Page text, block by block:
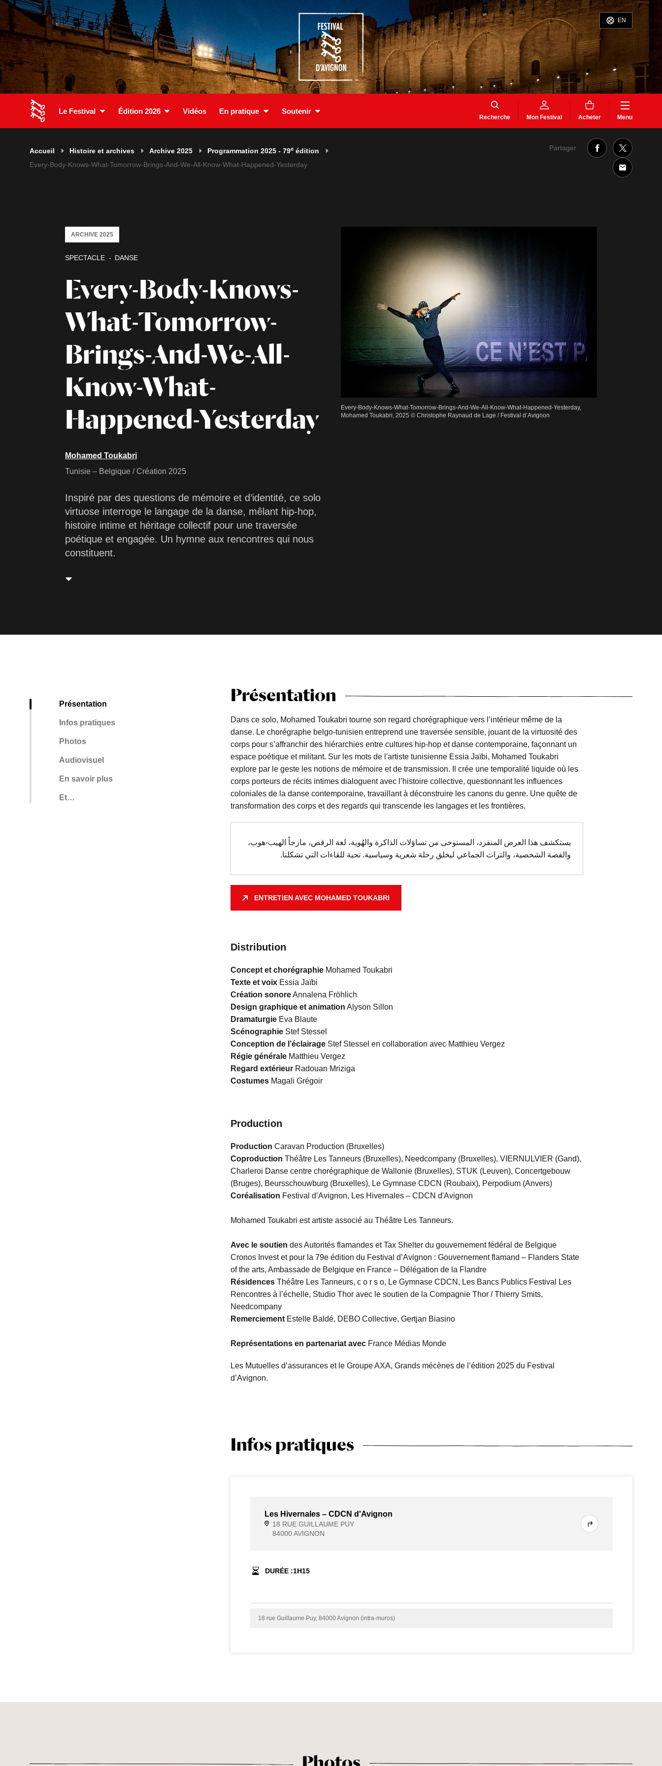
EN
Le Festival Édition 2026 Vidéos En pratique Soutenir
Recherche Mon Festival Acheter Menu
Accueil Histoire et archives Archive 2025 Programmation 2025 - 79e édition
Every-Body-Knows-What-Tomorrow-Brings-And-We-All-Know-What-Happened-Yesterday
Partager
Every-Body-Knows-
What-Tomorrow-
Brings-And-We-All-
Know-What-
Happened-Yesterday
SPECTACLE DANSE
ARCHIVE 2025
Mohamed Toukabri
Tunisie – Belgique / Création 2025
Inspiré par des questions de mémoire et d’identité, ce solo
virtuose interroge le langage de la danse, mêlant hip-hop,
histoire intime et héritage collectif pour une traversée
poétique et engagée. Un hymne aux rencontres qui nous
constituent.
Every-Body-Knows-What-Tomorrow-Brings-And-We-All-Know-What-Happened-Yesterday,
Mohamed Toukabri, 2025 © Christophe Raynaud de Lage / Festival d’Avignon
Présentation
Infos pratiques
Photos
Audiovisuel
En savoir plus
Et…
Présentation
Dans ce solo, Mohamed Toukabri tourne son regard chorégraphique vers l’intérieur même de la
danse. Le chorégraphe belgo-tunisien entreprend une traversée sensible, jouant de la virtuosité des
corps pour s’affranchir des hiérarchies entre cultures hip-hop et danse contemporaine, façonnant un
espace poétique et militant. Sur les mots de l'artiste tunisienne Essia Jaïbi, Mohamed Toukabri
explore par le geste les notions de mémoire et de transmission. Il crée une temporalité liquide où les
corps porteurs de récits intimes dialoguent avec l’histoire collective, questionnant les influences
coloniales de la danse contemporaine, travaillant à déconstruire les canons du genre. Une quête de
transformation des corps et des regards qui transcende les langages et les frontières.
يستكشف هذا العرض المنفرد، المستوحى من تساؤلات الذاكرة والهُوية، لغة الرقص، مازجاً الهيب-هوب،
والقصة الشخصية، والتراث الجماعي ليخلق رحلة شعرية وسياسية. تحية للقاءات التي تشكلنا.
ENTRETIEN AVEC MOHAMED TOUKABRI
Distribution
Concept et chorégraphieMohamed Toukabri
Texte et voixEssia Jaïbi
Création sonoreAnnalena Fröhlich
Design graphique et animation Alyson Sillon
DramaturgieEva Blaute
ScénographieStef Stessel
Conception de l’éclairageStef Stessel en collaboration avec Matthieu Vergez
Régie généraleMatthieu Vergez
Regard extérieur Radouan Mriziga
CostumesMagali Grégoir
Production
Production Caravan Production (Bruxelles)
Coproduction Théâtre Les Tanneurs (Bruxelles), Needcompany (Bruxelles), VIERNULVIER (Gand),
Charleroi Danse centre chorégraphique de Wallonie (Bruxelles), STUK (Leuven), Concertgebouw
(Bruges), Beursschouwburg (Bruxelles), Le Gymnase CDCN (Roubaix), Perpodium (Anvers)
Coréalisation Festival d’Avignon, Les Hivernales – CDCN d'Avignon
Mohamed Toukabri est artiste associé au Théâtre Les Tanneurs.
Avec le soutien des Autorités flamandes et Tax Shelter du gouvernement fédéral de Belgique
Cronos Invest et pour la 79e édition du Festival d’Avignon : Gouvernement flamand – Flanders State
of the arts, Ambassade de Belgique en France – Délégation de la Flandre
RésidencesThéâtre Les Tanneurs, c o r s o, Le Gymnase CDCN, Les Bancs Publics Festival Les
Rencontres à l’échelle, Studio Thor avec le soutien de la Compagnie Thor / Thierry Smits,
Needcompany
RemerciementEstelle Baldé, DEBO Collective, Gertjan Biasino
Représentations en partenariat avecFrance Médias Monde
Les Mutuelles d’assurances et le Groupe AXA, Grands mécènes de l’édition 2025 du Festival
d’Avignon.
Infos pratiques
Les Hivernales – CDCN d'Avignon
18 RUE GUILLAUME PUY
84000 AVIGNON
DURÉE :1H15
18 rue Guillaume Puy, 84000 Avignon (intra-muros)